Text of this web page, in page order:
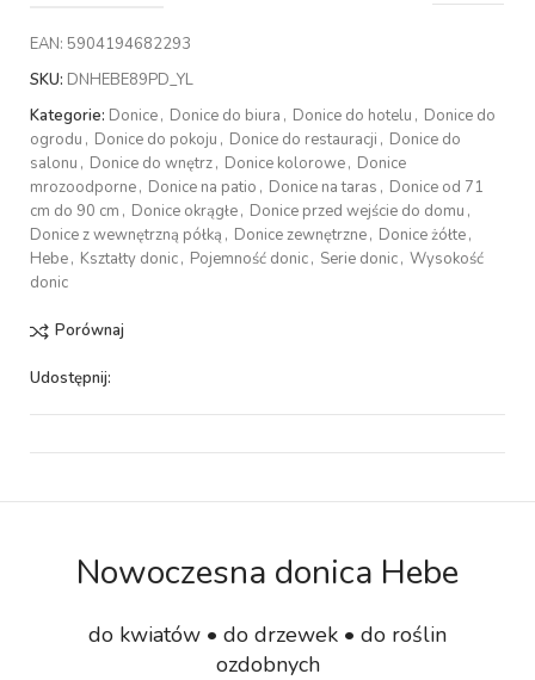
EAN: 5904194682293
SKU: DNHEBE89PD_YL
Kategorie: Donice, Donice do biura , Donice do hotelu , Donice do
ogrodu , Donice do pokoju , Donice do restauracji , Donice do
salonu , Donice do wnętrz, Donice kolorowe, Donice
mrozoodporne, Donice na patio , Donice na taras , Donice od 71
cm do 90 cm , Donice okrągłe, Donice przed wejście do domu ,
Donice z wewnętrzną półką , Donice zewnętrzne, Donice żółte,
Hebe, Kształty donic, Pojemność donic, Serie donic, Wysokość
donic
Porównaj
Udostępnij:
Nowoczesna donica Hebe
do kwiatów • do drzewek • do roślin
ozdobnych